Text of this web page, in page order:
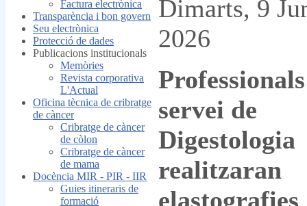
Dimarts, 9
2026
servei de
Digestologia
realitzaran
elastografies
Factura electrònica
Transparència i bon govern
Seu electrònica
Protecció de dades
Publicacions institucionals
Memòries
Revista corporativa
L'Actual
Oficina tècnica de cribratge
de càncer
Cribratge de càncer
de còlon
Cribratge de càncer
de mama
Docència MIR - PIR - IIR
Guies itineraris de
formació